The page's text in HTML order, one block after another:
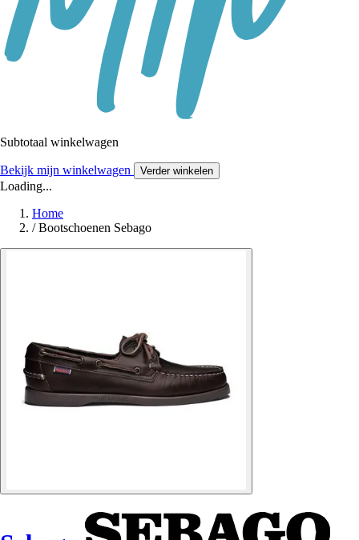
Subtotaal winkelwagen
Bekijk mijn winkelwagen Verder winkelen
Loading...
Home
/ Bootschoenen Sebago